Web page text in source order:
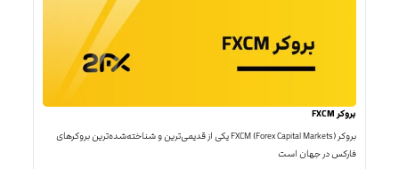
بروکر FXCM
بروکر FXCM (Forex Capital Markets) یکی از قدیمی‌ترین و شناخته‌شده‌ترین بروکرهای
فارکس در جهان است